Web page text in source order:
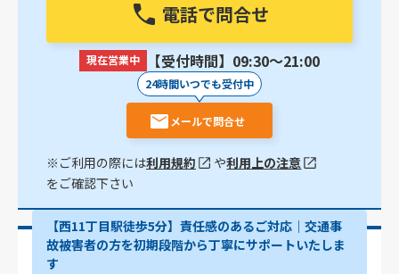
電話で問合せ
現在営業中 【受付時間】09:30〜21:00
24時間いつでも受付中
メールで問合せ
※ご利用の際には利用規約 や利用上の注意
をご確認下さい
【西11丁目駅徒歩5分】責任感のあるご対応｜交通事
故被害者の方を初期段階から丁寧にサポートいたしま
す